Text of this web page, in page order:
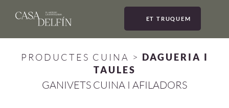
ET TRUQUEM
PRODUCTES CUINA > DAGUERIA I
TAULES
GANIVETS CUINA I AFILADORS